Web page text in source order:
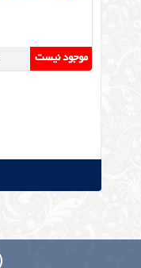
موجود نیست